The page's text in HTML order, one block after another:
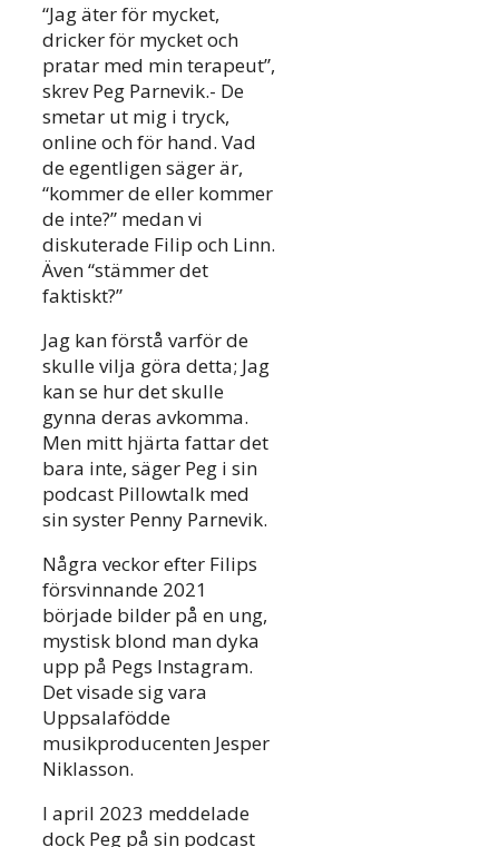
“Jag äter för mycket,
dricker för mycket och
pratar med min terapeut”,
skrev Peg Parnevik.- De
smetar ut mig i tryck,
online och för hand. Vad
de egentligen säger är,
“kommer de eller kommer
de inte?” medan vi
diskuterade Filip och Linn.
Även “stämmer det
faktiskt?”
Jag kan förstå varför de
skulle vilja göra detta; Jag
kan se hur det skulle
gynna deras avkomma.
Men mitt hjärta fattar det
bara inte, säger Peg i sin
podcast Pillowtalk med
sin syster Penny Parnevik.
Några veckor efter Filips
försvinnande 2021
började bilder på en ung,
mystisk blond man dyka
upp på Pegs Instagram.
Det visade sig vara
Uppsalafödde
musikproducenten Jesper
Niklasson.
I april 2023 meddelade
dock Peg på sin podcast